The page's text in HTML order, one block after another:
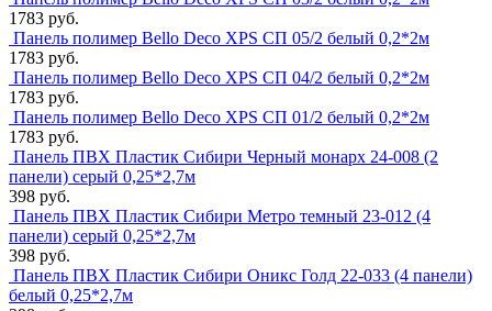
1783 руб.
Панель полимер Bello Deco XPS СП 05/2 белый 0,2*2м
1783 руб.
Панель полимер Bello Deco XPS СП 04/2 белый 0,2*2м
1783 руб.
Панель полимер Bello Deco XPS СП 01/2 белый 0,2*2м
1783 руб.
Панель ПВХ Пластик Сибири Черный монарх 24-008 (2
панели) серый 0,25*2,7м
398 руб.
Панель ПВХ Пластик Сибири Метро темный 23-012 (4
панели) серый 0,25*2,7м
398 руб.
Панель ПВХ Пластик Сибири Оникс Голд 22-033 (4 панели)
белый 0,25*2,7м